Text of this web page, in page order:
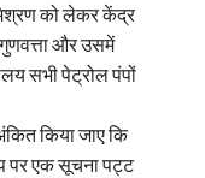
को लेकर केंद्र
और उसमें
सभी पेट्रोल पंपों
किया जाए कि
पर एक सूचना पट्ट